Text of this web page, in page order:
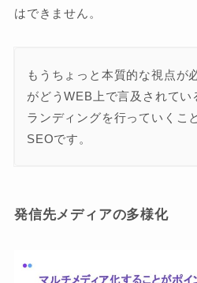
はできません。
もうちょっと本質的な視点が
がどうWEB上で言及されて
ランディングを行っていくこ
SEOです。
発信先メディアの多様化